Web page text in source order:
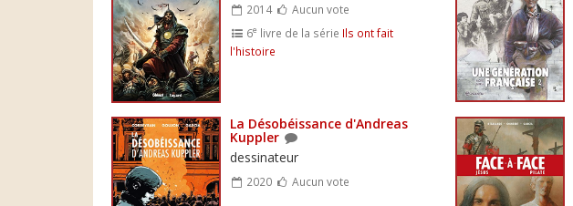
2014
Aucun vote
6e livre de la série Ils ont fait
l'histoire
La Désobéissance d'Andreas
Kuppler
dessinateur
2020 Aucun vote